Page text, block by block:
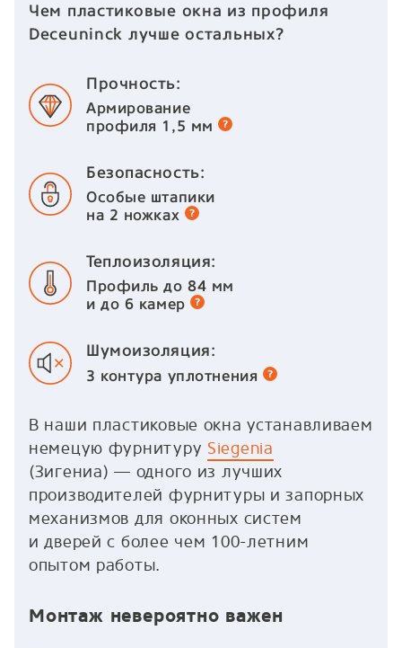
Чем пластиковые окна из профиля
Deceuninck лучше остальных?
Прочность:
Армирование
профиля 1,5 мм
Безопасность:
Особые штапики
на 2 ножках
Теплоизоляция:
Профиль до 84 мм
и до 6 камер
Шумоизоляция:
3 контура уплотнения
В наши пластиковые окна устанавливаем
немецую фурнитуру Siegenia
(Зигениа) — одного из лучших
производителей фурнитуры и запорных
механизмов для оконных систем
и дверей с более чем 100-летним
опытом работы.
Монтаж невероятно важен